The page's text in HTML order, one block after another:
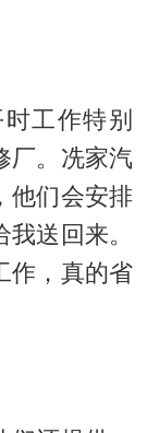
工作特别
厂。冼家汽
他们会安排
送回来。
作，真的省